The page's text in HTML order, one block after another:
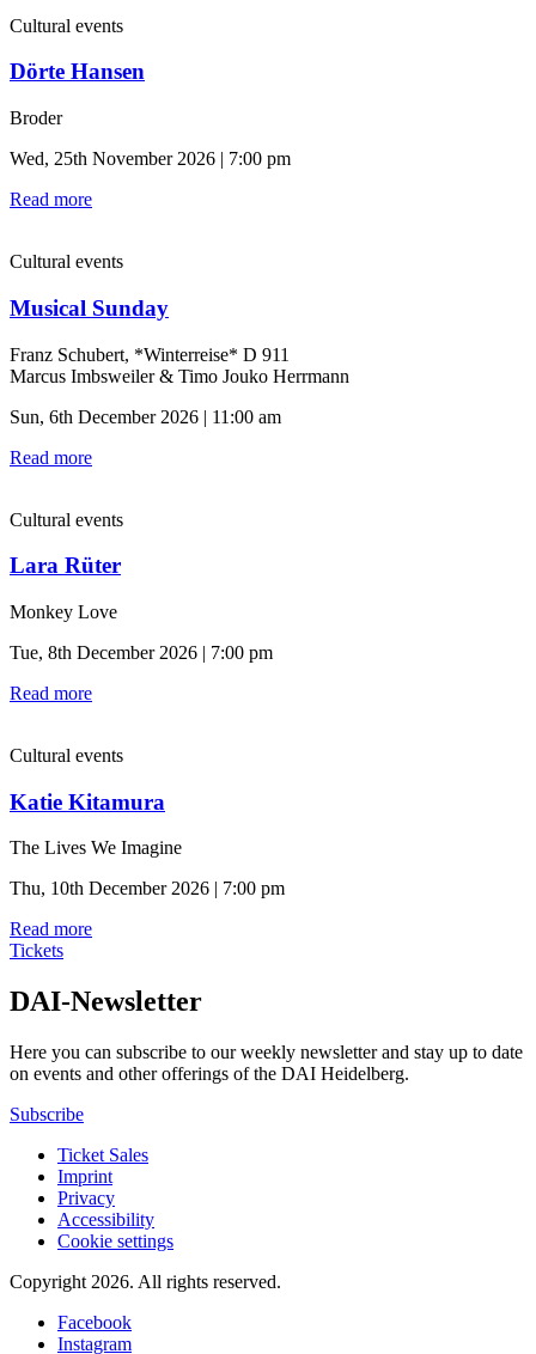
Cultural events
Dörte Hansen
Broder
Wed, 25th November 2026 | 7:00 pm
Read more
Cultural events
Musical Sunday
Franz Schubert, *Winterreise* D 911
Marcus Imbsweiler & Timo Jouko Herrmann
Sun, 6th December 2026 | 11:00 am
Read more
Cultural events
Lara Rüter
Monkey Love
Tue, 8th December 2026 | 7:00 pm
Read more
Cultural events
Katie Kitamura
The Lives We Imagine
Thu, 10th December 2026 | 7:00 pm
Read more
Tickets
DAI-Newsletter
Here you can subscribe to our weekly newsletter and stay up to date
on events and other offerings of the DAI Heidelberg.
Subscribe
Ticket Sales
Imprint
Privacy
Accessibility
Cookie settings
Copyright 2026. All rights reserved.
Facebook
Instagram